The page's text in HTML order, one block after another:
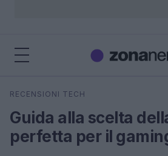
Cerca
RECENSIONI TECH
Guida alla scelta
perfetta per il